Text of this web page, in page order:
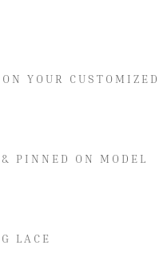
YOUR CUSTOMIZED
PINNED ON MODEL
LACE